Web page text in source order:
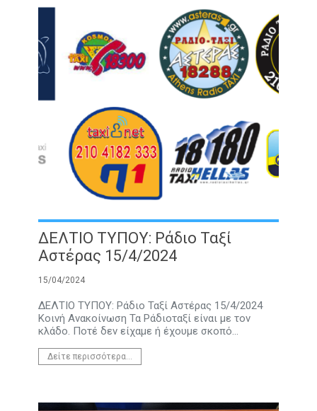
ΔΕΛΤΙΟ ΤΥΠΟΥ: Ράδιο Ταξί
Αστέρας 15/4/2024
15/04/2024
ΔΕΛΤΙΟ ΤΥΠΟΥ: Ράδιο Ταξί Αστέρας 15/4/2024
Κοινή Ανακοίνωση Τα Ράδιοταξί είναι με τον
κλάδο. Ποτέ δεν είχαμε ή έχουμε σκοπό...
Δείτε περισσότερα...